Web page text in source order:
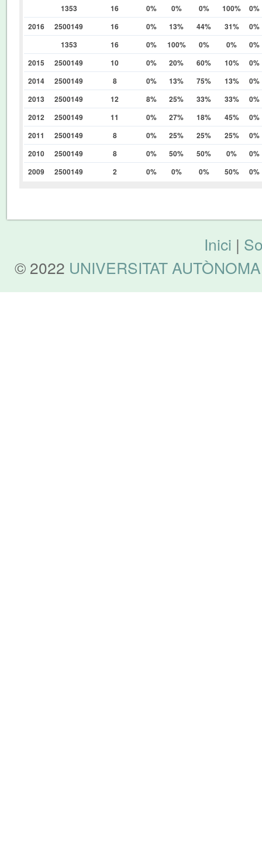
1353
16 0% 0% 0% 100%
0%
2016
2500149 16 0% 13% 44% 31%
0%
1353
16 0% 100% 0% 0%
0%
2015
2500149 10 0% 20% 60% 10%
0%
2014
2500149 8 0% 13% 75% 13%
0%
2013
2500149 12 8% 25% 33% 33%
0%
2012
2500149 11 0% 27% 18% 45%
0%
2011
2500149 8 0% 25% 25% 25%
0%
2010
2500149 8 0% 50% 50% 0%
0%
2009
2500149 2 0% 0% 0% 50% 0%
Inici |
© 2022 UNIVERSITAT